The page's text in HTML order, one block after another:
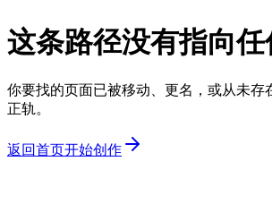
这条路径没有指向
你要找的页面已被移动、更名，或从未存
正轨。
返回首页开始创作